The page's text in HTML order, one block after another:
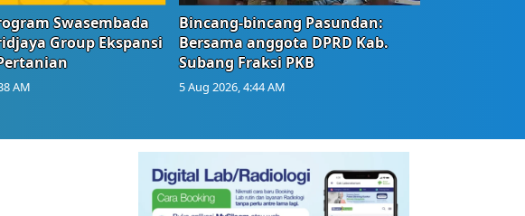
Swasembada
Group Ekspansi
AM
Bincang-bincang Pasundan:
Bersama anggota DPRD Kab.
Subang Fraksi PKB
5 Aug 2026, 4:44 AM